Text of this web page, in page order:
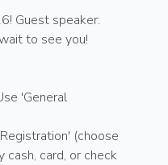
Guest speaker:
to see you!
'General
(choose
cash, card, or check